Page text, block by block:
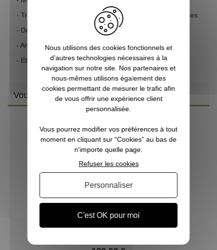
- Traitement de la lentille : Multicouches toutes les surfaces
- Dégagement oculaire : 17
- Antibuée : Oui
- Etanche : Oui
Vous aimerez aussi
Nous utilisons des cookies fonctionnels et
d’autres technologies nécessaires à la
navigation sur notre site. Nos partenaires et
nous-mêmes utilisons également des
cookies permettant de mesurer le trafic afin
de vous offrir une expérience client
personnalisée.
Vous pourrez modifier vos préférences à tout
moment en cliquant sur “Cookies” au bas de
n'importe quelle page.
C'est OK pour moi
Refuser les cookies
Personnaliser